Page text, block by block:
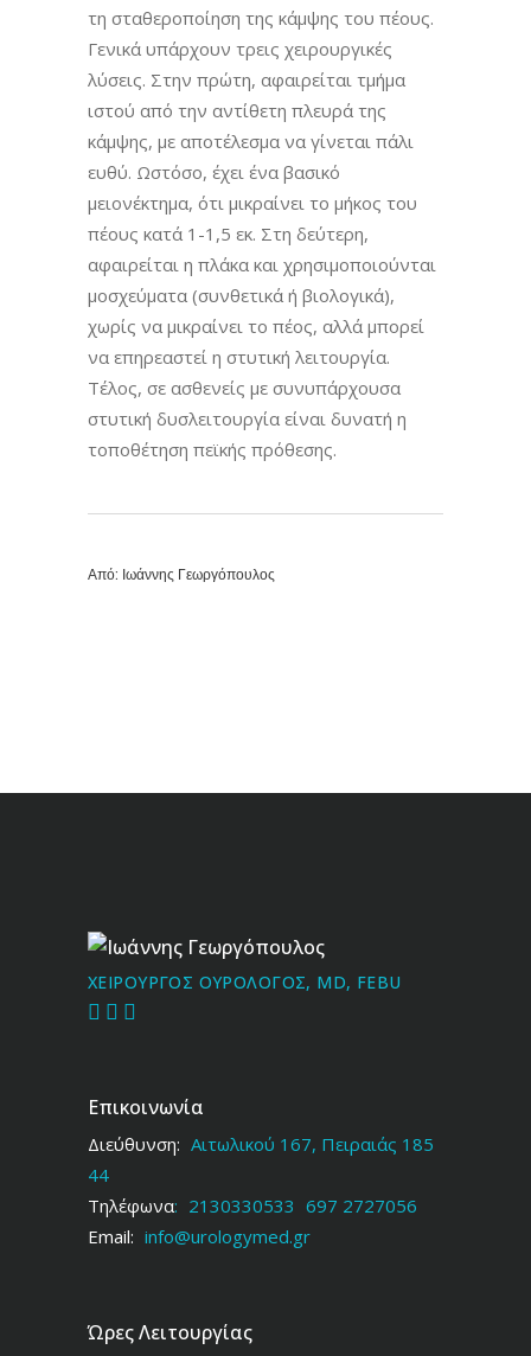
τη σταθεροποίηση της κάμψης του πέους.
Γενικά υπάρχουν τρεις χειρουργικές
λύσεις. Στην πρώτη, αφαιρείται τμήμα
ιστού από την αντίθετη πλευρά της
κάμψης, με αποτέλεσμα να γίνεται πάλι
ευθύ. Ωστόσο, έχει ένα βασικό
μειονέκτημα, ότι μικραίνει το μήκος του
πέους κατά 1-1,5 εκ. Στη δεύτερη,
αφαιρείται η πλάκα και χρησιμοποιούνται
μοσχεύματα (συνθετικά ή βιολογικά),
χωρίς να μικραίνει το πέος, αλλά μπορεί
να επηρεαστεί η στυτική λειτουργία.
Τέλος, σε ασθενείς με συνυπάρχουσα
στυτική δυσλειτουργία είναι δυνατή η
τοποθέτηση πεϊκής πρόθεσης.
Από: Ιωάννης Γεωργόπουλος
Ιωάννης Γεωργόπουλος
ΧΕΙΡΟΥΡΓΟΣ ΟΥΡΟΛΟΓΟΣ, MD, FEBU
Επικοινωνία
Διεύθυνση: Αιτωλικού 167, Πειραιάς 185
44
Τηλέφωνα: 2130330533 697 2727056
Email: info@urologymed.gr
Ώρες Λειτουργίας